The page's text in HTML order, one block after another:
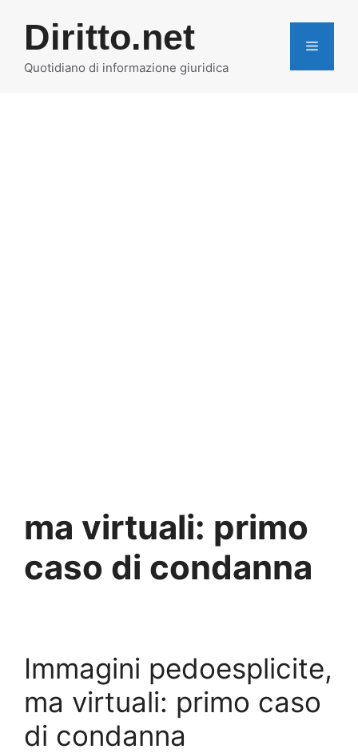
contenuto
Diritto.net
Quotidiano di informazione giuridica
MENU
ma virtuali: primo
caso di condanna
Immagini pedoesplicite,
ma virtuali: primo caso
di condanna